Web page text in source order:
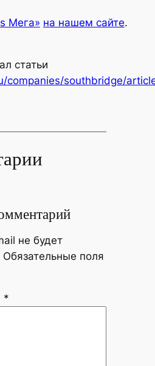
Мега» на нашем сайте.
статьи
companies/southbridge/
не будет
Обязательные поля
*